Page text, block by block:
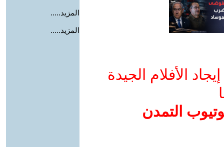
الأفلام الجيدة
التمدن
المزيد.....
المزيد.....